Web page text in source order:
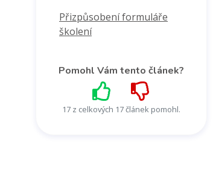
Přizpůsobení formuláře
školení
Pomohl Vám tento článek?
17 z celkových 17 článek pomohl.